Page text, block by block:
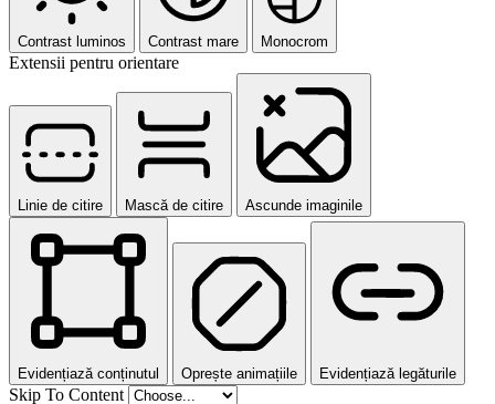
Contrast luminos Contrast mare Monocrom
Extensii pentru orientare
Linie de citire Mască de citire Ascunde imaginile
Evidențiază conținutul Oprește animațiile Evidențiază legăturile
Skip To Content